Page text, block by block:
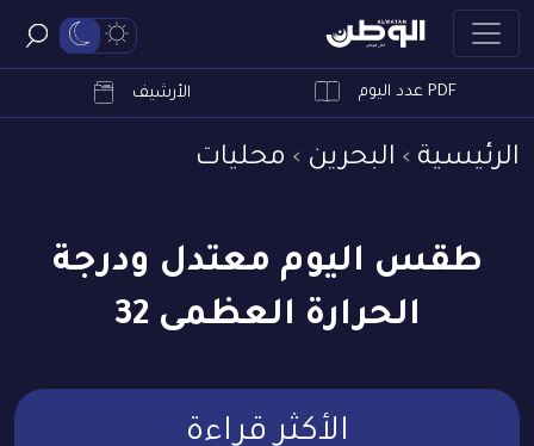
PDF عدد اليوم الأرشيف
الرئيسية البحرين محليات
طقس اليوم معتدل ودرجة
الحرارة العظمى 32
الأكثر قراءة